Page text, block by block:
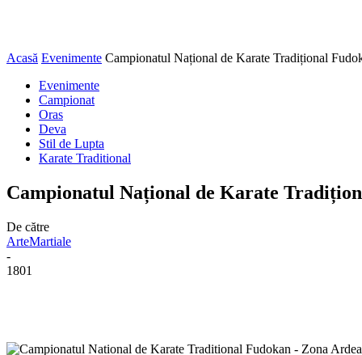
Acasă Evenimente Campionatul Național de Karate Tradițional
Evenimente
Campionat
Oras
Deva
Stil de Lupta
Karate Traditional
Campionatul Național de Karate
De către
ArteMartiale
-
1801